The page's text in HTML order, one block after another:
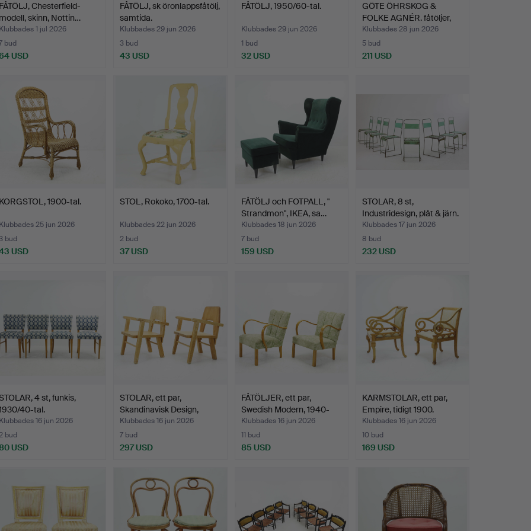
Chesterfield-
skinn, Nottin…
1 jul 2026
bud
USD
FÅTÖLJ, sk öronlappsfåtölj,
samtida.
Klubbades 29 jun 2026
3 bud
43 USD
FÅTÖLJ, 1950/60-tal.
Klubbades 29 jun 2026
1 bud
32 USD
GÖTE ÖHRSKOG &
FOLKE AGNÉR. fåtöljer,
ett …
Klubbades 28 jun 2026
5 bud
211 USD
1900-tal.
25 jun 2026
bud
USD
STOL, Rokoko, 1700-tal.
Klubbades 22 jun 2026
2 bud
37 USD
FÅTÖLJ och FOTPALL, "
Strandmon", IKEA, sa…
Klubbades 18 jun 2026
7 bud
159 USD
STOLAR, 8 st,
Industridesign, plåt & järn.
Klubbades 17 jun 2026
8 bud
232 USD
4 st, funkis,
40-tal.
16 jun 2026
bud
USD
STOLAR, ett par,
Skandinavisk Design,
furu…
Klubbades 16 jun 2026
7 bud
297 USD
FÅTÖLJER, ett par,
Swedish Modern, 1940-
ta…
Klubbades 16 jun 2026
11 bud
85 USD
KARMSTOLAR, ett par,
Empire, tidigt 1900.
Klubbades 16 jun 2026
10 bud
169 USD